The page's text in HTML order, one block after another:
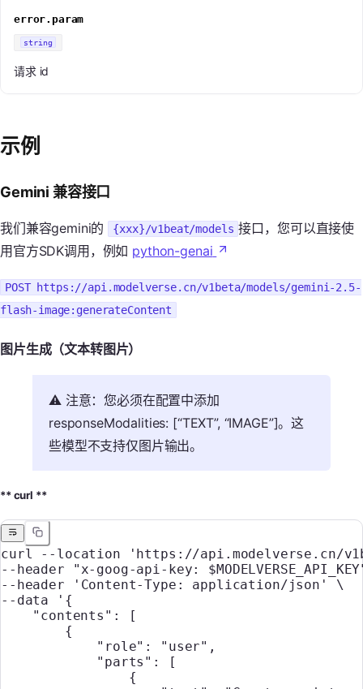
error.param
string
请求 id
示例
Gemini 兼容接口
我们兼容gemini的 {xxx}/v1beat/models 接口，您可以直接使
用官方SDK调用，例如 python-genai
POST https://api.modelverse.cn/v1beta/models/gemini-2.5-
flash-image:generateContent
图片生成（文本转图片）
⚠️ 注意：您必须在配置中添加
responseModalities: [“TEXT”, “IMAGE”]。这
些模型不支持仅图片输出。
** curl **
curl --location 'https://api.modelverse.cn/
--header
"x-goog-api-key: $MODELVERSE_API_KEY
--header
'Content-Type: application/json'
\
--data
'{
    "contents": [
        {
            "role": "user",
            "parts": [
                {